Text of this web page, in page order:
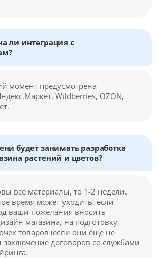
ли интеграция с
момент предусмотрена
Wildberries, OZON,
будет занимать разработка
растений и цветов?
все материалы, то 1-2 недели.
время может уходить, если
ваши пожелания вносить
магазина, на подготовку
товаров (если они еще не
заключение договоров со службами